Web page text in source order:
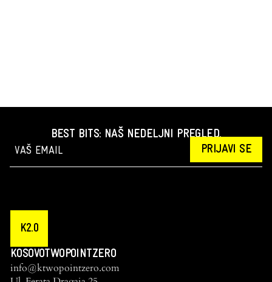
BEST BITS: NAŠ NEDELJNI PREGLED.
PRIJAVI SE
K2.0
KOSOVOTWOPOINTZERO
info@ktwopointzero.com